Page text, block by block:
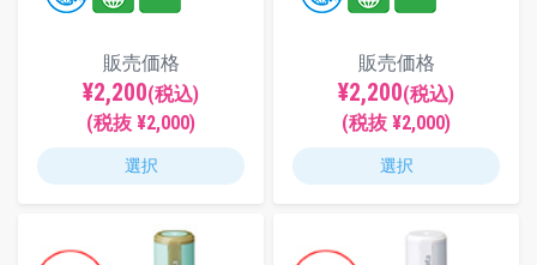
販売価格
¥2,200(税込)
(税抜 ¥2,000)
選択
販売価格
¥2,200(税込)
(税抜 ¥2,000)
選択